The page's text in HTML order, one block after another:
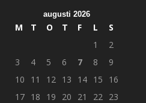
augusti 2026
M T O T F L
S
1
2
3
4 5 6 7 8
9
10
11 12 13 14 15
16
17 18 19 20 21 22 23